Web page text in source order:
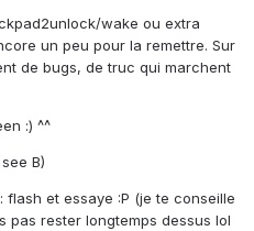
wake ou extra
un peu pour la remettre. Sur
de bugs, de truc qui marchent
:) ^^
B)
et essaye :P (je te conseille
pas rester longtemps dessus lol